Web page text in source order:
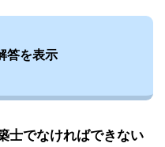
答を表示
士でなければできない